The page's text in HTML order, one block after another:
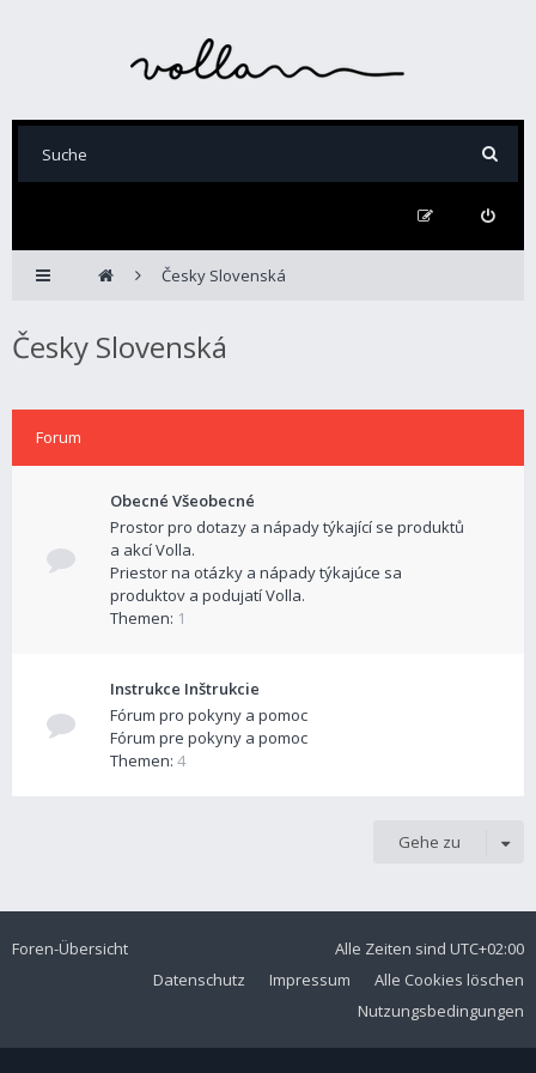
Česky Slovenská
Česky Slovenská
Forum
Obecné Všeobecné
Prostor pro dotazy a nápady týkající se produktů
a akcí Volla.
Priestor na otázky a nápady týkajúce sa
produktov a podujatí Volla.
Themen: 1
Instrukce Inštrukcie
Fórum pro pokyny a pomoc
Fórum pre pokyny a pomoc
Themen: 4
Gehe zu
Foren-Übersicht Alle Zeiten sind UTC+02:00
Alle Cookies löschen
Impressum
Datenschutz
Nutzungsbedingungen